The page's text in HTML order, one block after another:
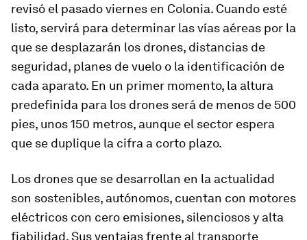
revisó el pasado viernes en Colonia. Cuando esté
listo, servirá para determinar las vías aéreas por la
que se desplazarán los drones, distancias de
seguridad, planes de vuelo o la identificación de
cada aparato. En un primer momento, la altura
predefinida para los drones será de menos de 500
pies, unos 150 metros, aunque el sector espera
que se duplique la cifra a corto plazo.
Los drones que se desarrollan en la actualidad
son sostenibles, autónomos, cuentan con motores
eléctricos con cero emisiones, silenciosos y alta
fiabilidad. Sus ventajas frente al transporte